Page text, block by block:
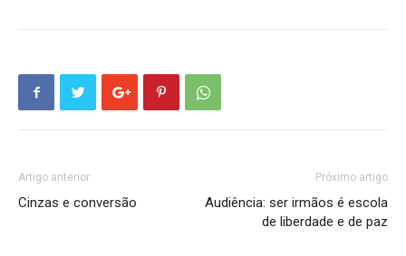
Artigo anterior
Cinzas e conversão
Próximo artigo
Audiência: ser irmãos é escola
de liberdade e de paz